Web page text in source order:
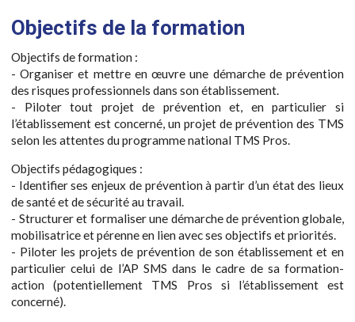
Objectifs de la formation
Objectifs de formation :
- Organiser et mettre en œuvre une démarche de prévention
des risques professionnels dans son établissement.
- Piloter tout projet de prévention et, en particulier si
l’établissement est concerné, un projet de prévention des TMS
selon les attentes du programme national TMS Pros.
Objectifs pédagogiques :
- Identifier ses enjeux de prévention à partir d’un état des lieux
de santé et de sécurité au travail.
- Structurer et formaliser une démarche de prévention globale,
mobilisatrice et pérenne en lien avec ses objectifs et priorités.
- Piloter les projets de prévention de son établissement et en
particulier celui de l’AP SMS dans le cadre de sa formation-
action (potentiellement TMS Pros si l’établissement est
concerné).